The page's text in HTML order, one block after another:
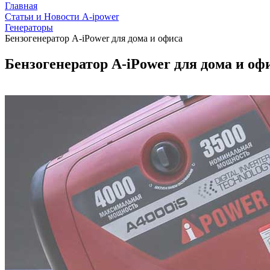
Главная
Статьи и Новости A-ipower
Генераторы
Бензогенератор A-iPower для дома и офиса
Бензогенератор A-iPower для дома и